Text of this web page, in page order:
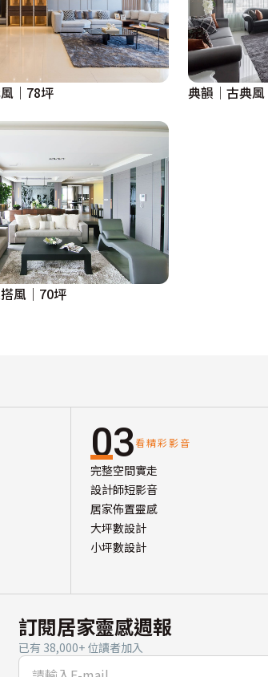
｜78坪 典韻│古典
風｜70坪
03看精彩影音
完整空間實走
設計師短影音
居家佈置靈感
大坪數設計
小坪數設計
訂閱居家靈感週報
已有 38,000+ 位讀者加入